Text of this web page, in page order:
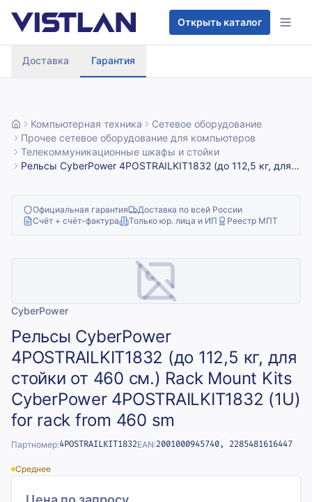
Открыть каталог
Доставка Гарантия
Компьютерная техника
Сетевое оборудование
Прочее сетевое оборудование для компьютеров
Телекоммуникационные шкафы и стойки
Рельсы CyberPower 4POSTRAILKIT1832 (до 112,5 кг, для
Официальная гарантия
Доставка по всей России
Счёт + счёт-фактура
Только юр. лица и ИП Реестр МПТ
CyberPower
Рельсы CyberPower
4POSTRAILKIT1832 (до 112,5 кг, для
стойки от 460 см.) Rack Mount Kits
CyberPower 4POSTRAILKIT1832 (1U)
for rack from 460 sm
Партномер:4POSTRAILKIT1832EAN:2001000945740, 2285481616447
Среднее